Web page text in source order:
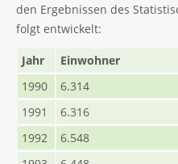
den Ergebnissen des
folgt entwickelt:
Jahr
Einwohner
1990
6.314
1991
6.316
1992
6.548